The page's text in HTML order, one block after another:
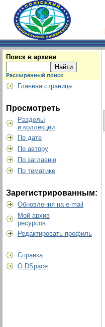
Поиск в архиве
Расширенный поиск
Главная страница
Просмотреть
Разделы
и коллекции
По дате
По автору
По заглавию
По тематике
Зарегистрированным:
Обновления на e-mail
Мой архив
ресурсов
Редактировать профиль
Справка
О DSpace